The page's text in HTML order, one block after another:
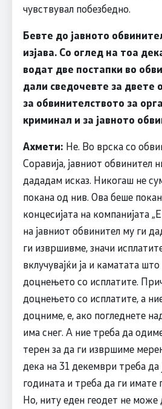
чувствувал побезбедно.
Бевте до јавното
изјава. Со оглед на тоа
водат две постапки во
дали сведочевте за двете
за обвинителството за
криминал и за јавното
Ахмети: Не. Во врска со
Соравија, јавниот обвинител
дададам исказ. Никогаш не
покана од нив. Ова беше
концесијата на компанијата
на јавниот обвинител му ги
ги извршивме, значи
вклучувајќи ја и каматата
доцнењето со исплатите.
доцнењето со исплатите, а
доцниме, е, ако погледнете
има снег. А ние треба да
терен за да ги извршиме
дека на 31 декември треба да
годината и треба да ги
Но, ниту еден геодет не може